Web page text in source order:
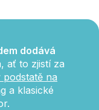
dodává
ať to zjistí za
podstatě na
a klasické